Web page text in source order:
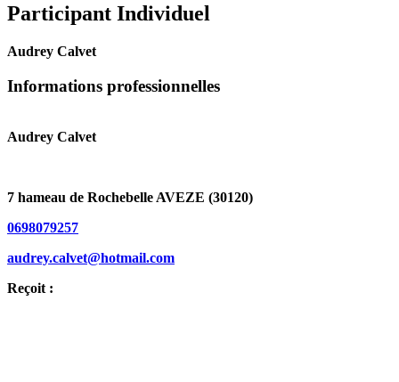
Participant Individuel
Audrey Calvet
Informations professionnelles
Audrey Calvet
7 hameau de Rochebelle AVEZE (30120)
0698079257
audrey.calvet@hotmail.com
Reçoit :